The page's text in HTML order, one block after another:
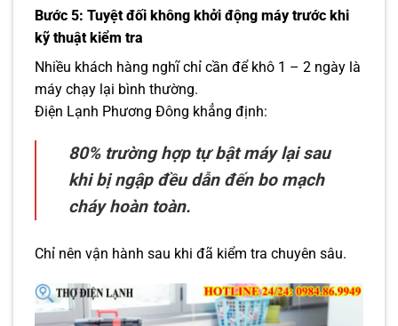
Bước 5: Tuyệt đối không khởi động máy trước khi
kỹ thuật kiểm tra
Nhiều khách hàng nghĩ chỉ cần để khô 1 – 2 ngày là
máy chạy lại bình thường.
Điện Lạnh Phương Đông khẳng định:
80% trường hợp tự bật máy lại sau
khi bị ngập đều dẫn đến bo mạch
cháy hoàn toàn.
Chỉ nên vận hành sau khi đã kiểm tra chuyên sâu.